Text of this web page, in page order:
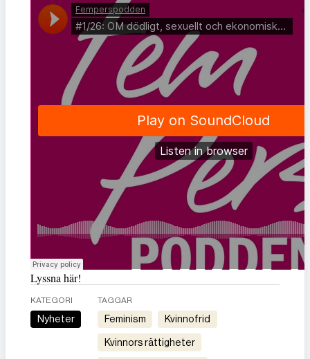
Lyssna här!
KATEGORI
Nyheter
TAGGAR
feminism kvinnofrid
kvinnors rättigheter